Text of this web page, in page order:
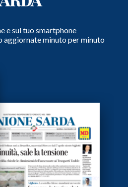
e sul tuo smartphone
aggiornate minuto per minuto